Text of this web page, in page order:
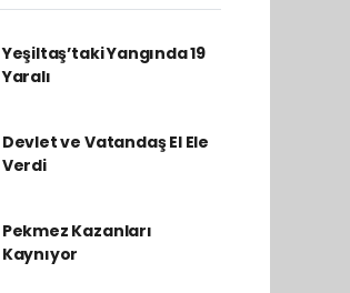
Yeşiltaş’taki Yangında 19
Yaralı
Devlet ve Vatandaş El Ele
Verdi
Pekmez Kazanları
Kaynıyor